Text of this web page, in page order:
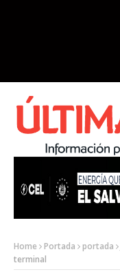
Home Portada portada
terminal